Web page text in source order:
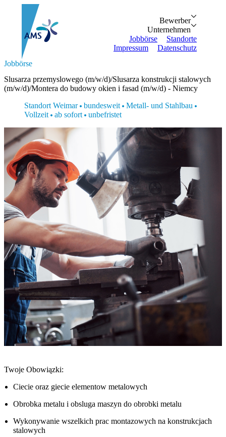
BewerberBewerber
Vorteile
Unternehmen
Unternehmen
Personalanfrage
Jobbörse
Standorte
Impressum
Datenschutz
Suche...
Bewerber
Unternehmen
Standorte
Impressum
Zurück
Bewerber
Vorteile
Initiativbewerbung
Zurück
Unternehmen
Personalanfrage
Jobbörse
Slusarza przemyslowego (m/w/d)/Slusarza konstrukcji stalowych
(m/w/d)/Montera do budowy okien i fasad (m/w/d) - Niemcy
Standort Weimar
bundesweit
Metall- und Stahlbau
Vollzeit
ab sofort unbefristet
Twoje Obowiązki:
Ciecie oraz giecie elementow metalowych
Obrobka metalu i obsluga maszyn do obrobki metalu
Wykonywanie wszelkich prac montazowych na konstrukcjach
stalowych